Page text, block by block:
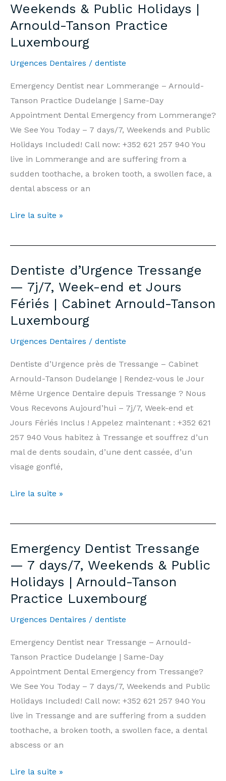
end
et
Jours
|
Cabinet
Arnould-
Tanson
Luxembourg
Weekends & Public Holidays |
Arnould-Tanson Practice
Luxembourg
Urgences Dentaires / dentiste
Emergency Dentist near Lommerange – Arnould-
Tanson Practice Dudelange | Same-Day
Appointment Dental Emergency from Lommerange?
We See You Today – 7 days/7, Weekends and Public
Holidays Included! Call now: +352 621 257 940 You
live in Lommerange and are suffering from a
sudden toothache, a broken tooth, a swollen face, a
dental abscess or an
Emergency
Lommerange
7
days/7,
Weekends
&
Holidays
|
Arnould-
Tanson
Practice
Luxembourg
Lire la suite »
Dentiste d’Urgence Tressange
— 7j/7, Week-end et Jours
Fériés | Cabinet Arnould-Tanson
Luxembourg
Urgences Dentaires / dentiste
Dentiste d’Urgence près de Tressange – Cabinet
Arnould-Tanson Dudelange | Rendez-vous le Jour
Même Urgence Dentaire depuis Tressange ? Nous
Vous Recevons Aujourd’hui – 7j/7, Week-end et
Jours Fériés Inclus ! Appelez maintenant : +352 621
257 940 Vous habitez à Tressange et souffrez d’un
mal de dents soudain, d’une dent cassée, d’un
visage gonflé,
Dentiste
Tressange
7j/7,
Week-
end
et
Fériés
|
Cabinet
Arnould-
Tanson
Luxembourg
Lire la suite »
Emergency Dentist Tressange
— 7 days/7, Weekends & Public
Holidays | Arnould-Tanson
Practice Luxembourg
Urgences Dentaires / dentiste
Emergency Dentist near Tressange – Arnould-
Tanson Practice Dudelange | Same-Day
Appointment Dental Emergency from Tressange?
We See You Today – 7 days/7, Weekends and Public
Holidays Included! Call now: +352 621 257 940 You
live in Tressange and are suffering from a sudden
toothache, a broken tooth, a swollen face, a dental
abscess or an
Emergency
Lire la suite »